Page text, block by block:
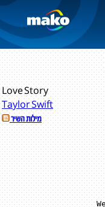
Love Story
Taylor Swift
מילות השיר